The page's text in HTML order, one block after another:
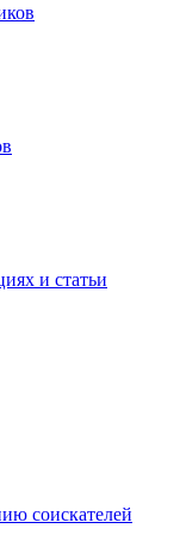
и статьи
соискателей